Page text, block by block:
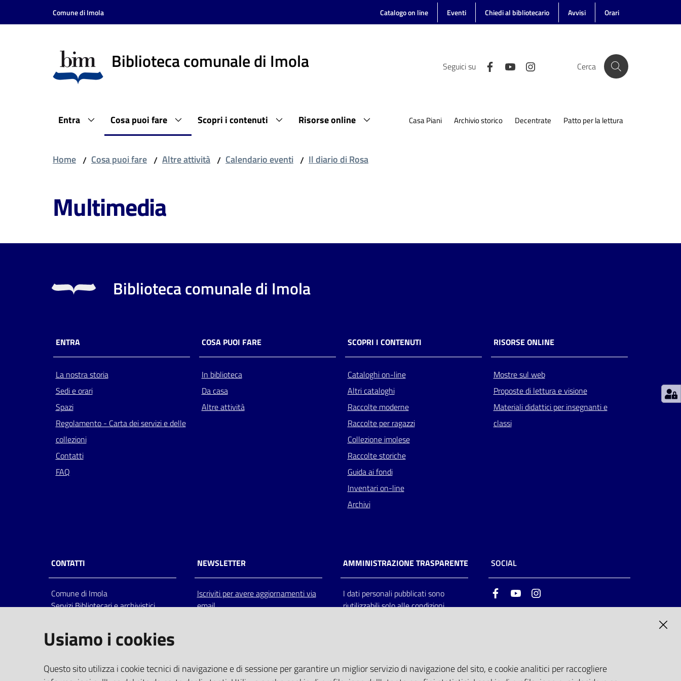
Vai al contenuto
Vai alla navigazione
Comune di Imola Catalogo on line Eventi Chiedi al bibliotecario Avvisi Orari
Biblioteca comunale di Imola Seguici su Cerca
Entra Cosa puoi fare Scopri i contenuti Risorse online Casa Piani Archivio storico Decentrate Patto per la lettura
Home / Cosa puoi fare / Altre attività / Calendario eventi / Il diario di Rosa
Multimedia
Biblioteca comunale di Imola
ENTRA
La nostra storia
Sedi e orari
Spazi
Regolamento - Carta dei servizi e delle
collezioni
Contatti
FAQ
COSA PUOI FARE
In biblioteca
Da casa
Altre attività
SCOPRI I CONTENUTI
Cataloghi on-line
Altri cataloghi
Raccolte moderne
Raccolte per ragazzi
Collezione imolese
Raccolte storiche
Guida ai fondi
Inventari on-line
Archivi
RISORSE ONLINE
Mostre sul web
Proposte di lettura e visione
Materiali didattici per insegnanti e
classi
CONTATTI
Comune di Imola
Servizi Bibliotecari e archivistici
Italia
centralino: tel 0542.6026.36 fax
bim@comune.imola.bo.it
PEC
NEWSLETTER
Iscriviti per avere aggiornamenti via
email
AMMINISTRAZIONE TRASPARENTE
I dati personali pubblicati sono
riutilizzabili solo alle condizioni
SOCIAL
FacebookYoutube
Usiamo i cookies
Questo sito utilizza i cookie tecnici di navigazione e di sessione per garantire un miglior servizio di navigazione del sito, e cookie analitici per raccogliere